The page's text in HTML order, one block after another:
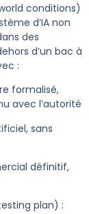
conditions)
d’IA non
des
d’un bac à
:
formalisé,
avec l’autorité
sans
définitif,
plan) :